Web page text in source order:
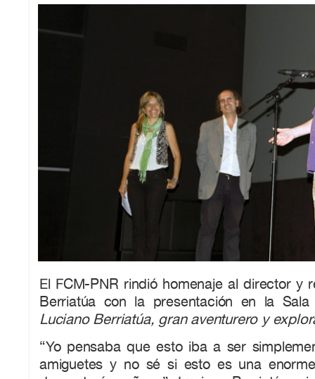
El FCM-PNR rindió homenaje al director y
Berriatúa con la presentación en la
Luciano Berriatúa, gran aventurero y
“Yo pensaba que esto iba a ser
amiguetes y no sé si esto es una